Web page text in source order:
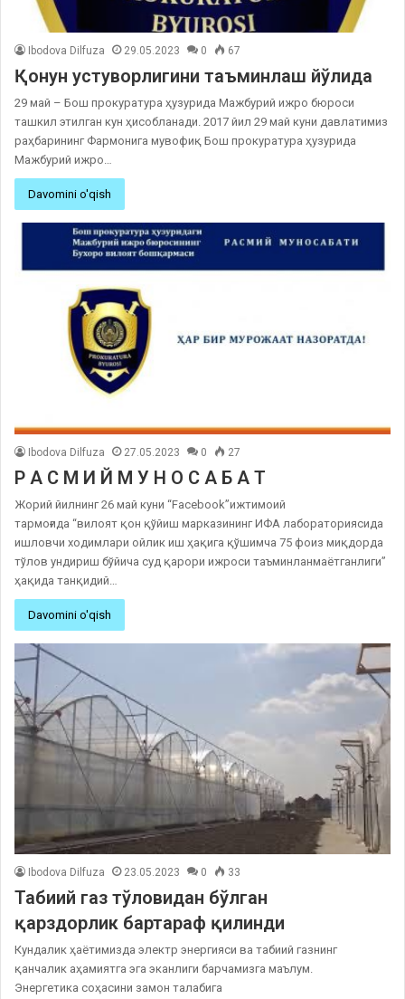
Ibodova Dilfuza 29.05.2023 0 67
Қонун устуворлигини таъминлаш йўлида
29 май – Бош прокуратура ҳузурида Мажбурий ижро бюроси
ташкил этилган кун ҳисобланади. 2017 йил 29 май куни давлатимиз
раҳбарининг Фармонига мувофиқ Бош прокуратура ҳузурида
Мажбурий ижро…
Davomini o'qish
Ibodova Dilfuza 27.05.2023 0 27
Р А С М И Й М У Н О С А Б А Т
Жорий йилнинг 26 май куни “Facebook”ижтимоий
тармоғида “вилоят қон қўйиш марказининг ИФА лабораториясида
ишловчи ходимлари ойлик иш ҳақига қўшимча 75 фоиз миқдорда
тўлов ундириш бўйича суд қарори ижроси таъминланмаётганлиги”
ҳақида танқидий…
Davomini o'qish
Ibodova Dilfuza 23.05.2023 0 33
Табиий газ тўловидан бўлган
қарздорлик бартараф қилинди
Кундалик ҳаётимизда электр энергияси ва табиий газнинг
қанчалик аҳамиятга эга эканлиги барчамизга маълум.
Энергетика соҳасини замон талабига